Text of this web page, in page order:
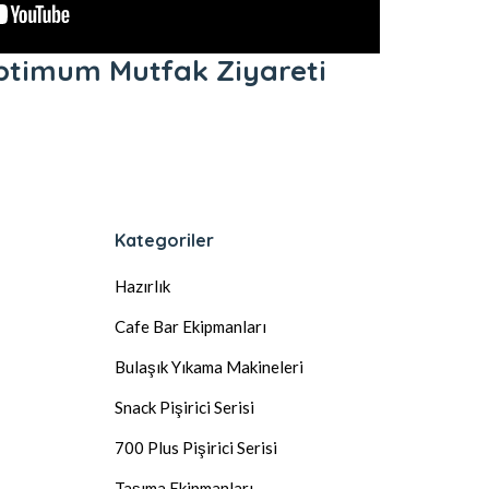
Mutfak Ziyareti
Kategoriler
Hazırlık
Cafe Bar Ekipmanları
Bulaşık Yıkama Makineleri
Snack Pişirici Serisi
700 Plus Pişirici Serisi